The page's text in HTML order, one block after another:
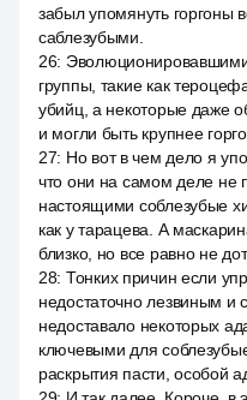
забыл упомянуть горгоны
саблезубыми.
26:
группы, такие как
убийц, а некоторые даже
и могли быть крупнее
27: Но вот в чем дело я
что они на самом деле не
настоящими соблезубые
как у тарацева. А
близко, но все равно не
28: Тонких причин если
недостаточно лезвиным
недоставало некоторых
ключевыми для
раскрытия пасти, особой